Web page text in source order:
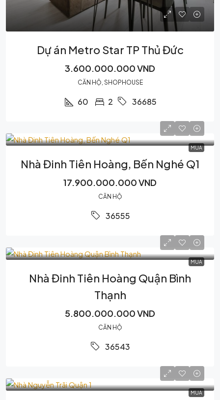
Dự án Metro Star TP Thủ Đức
3.600.000.000 VND
CĂN HỘ, SHOPHOUSE
60 2 36685
MUA
Nhà Đinh Tiên Hoàng, Bến Nghé Q1
17.900.000.000 VND
CĂN HỘ
36555
MUA
Nhà Đinh Tiên Hoàng Quận Bình
Thạnh
5.800.000.000 VND
CĂN HỘ
36543
MUA